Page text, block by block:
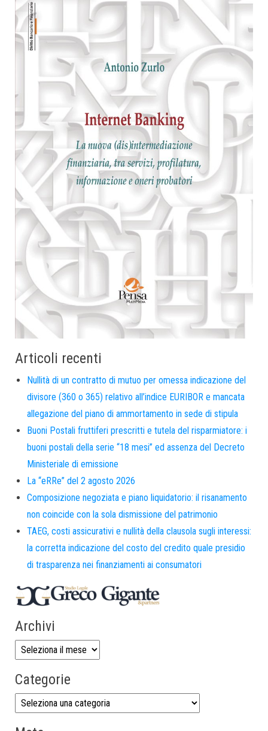
Articoli recenti
Nullità di un contratto di mutuo per omessa indicazione del
divisore (360 o 365) relativo all’indice EURIBOR e mancata
allegazione del piano di ammortamento in sede di stipula
Buoni Postali fruttiferi prescritti e tutela del risparmiatore: i
buoni postali della serie “18 mesi” ed assenza del Decreto
Ministeriale di emissione
La “eRRe” del 2 agosto 2026
Composizione negoziata e piano liquidatorio: il risanamento
non coincide con la sola dismissione del patrimonio
TAEG, costi assicurativi e nullità della clausola sugli interessi:
la corretta indicazione del costo del credito quale presidio
di trasparenza nei finanziamenti ai consumatori
Archivi
Categorie